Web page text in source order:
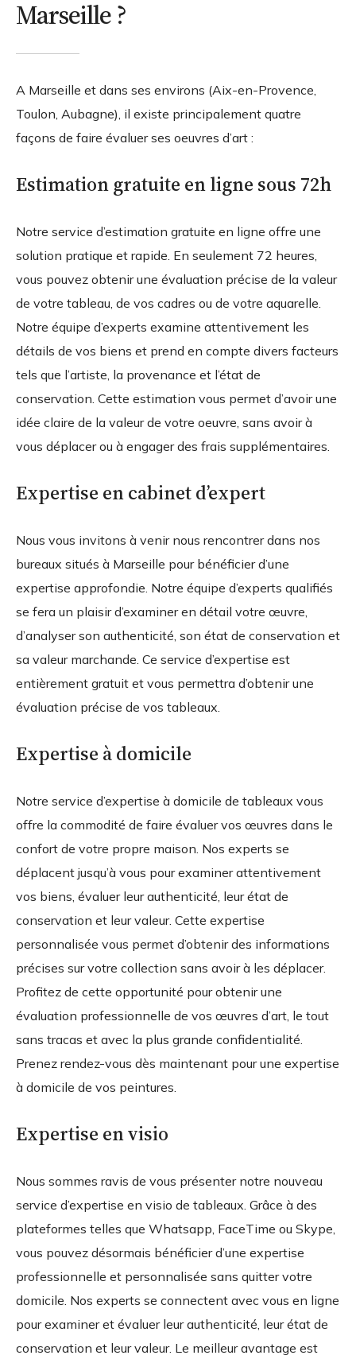
Marseille ?
A Marseille et dans ses environs (Aix-en-Provence,
Toulon, Aubagne), il existe principalement quatre
façons de faire évaluer ses oeuvres d’art :
Estimation gratuite en ligne sous 72h
Notre service d’estimation gratuite en ligne offre une
solution pratique et rapide. En seulement 72 heures,
vous pouvez obtenir une évaluation précise de la valeur
de votre tableau, de vos cadres ou de votre aquarelle.
Notre équipe d’experts examine attentivement les
détails de vos biens et prend en compte divers facteurs
tels que l’artiste, la provenance et l’état de
conservation. Cette estimation vous permet d’avoir une
idée claire de la valeur de votre oeuvre, sans avoir à
vous déplacer ou à engager des frais supplémentaires.
Expertise en cabinet d’expert
Nous vous invitons à venir nous rencontrer dans nos
bureaux situés à Marseille pour bénéficier d’une
expertise approfondie. Notre équipe d’experts qualifiés
se fera un plaisir d’examiner en détail votre œuvre,
d’analyser son authenticité, son état de conservation et
sa valeur marchande. Ce service d’expertise est
entièrement gratuit et vous permettra d’obtenir une
évaluation précise de vos tableaux.
Expertise à domicile
Notre service d’expertise à domicile de tableaux vous
offre la commodité de faire évaluer vos œuvres dans le
confort de votre propre maison. Nos experts se
déplacent jusqu’à vous pour examiner attentivement
vos biens, évaluer leur authenticité, leur état de
conservation et leur valeur. Cette expertise
personnalisée vous permet d’obtenir des informations
précises sur votre collection sans avoir à les déplacer.
Profitez de cette opportunité pour obtenir une
évaluation professionnelle de vos œuvres d’art, le tout
sans tracas et avec la plus grande confidentialité.
Prenez rendez-vous dès maintenant pour une expertise
à domicile de vos peintures.
Expertise en visio
Nous sommes ravis de vous présenter notre nouveau
service d’expertise en visio de tableaux. Grâce à des
plateformes telles que Whatsapp, FaceTime ou Skype,
vous pouvez désormais bénéficier d’une expertise
professionnelle et personnalisée sans quitter votre
domicile. Nos experts se connectent avec vous en ligne
pour examiner et évaluer leur authenticité, leur état de
conservation et leur valeur. Le meilleur avantage est